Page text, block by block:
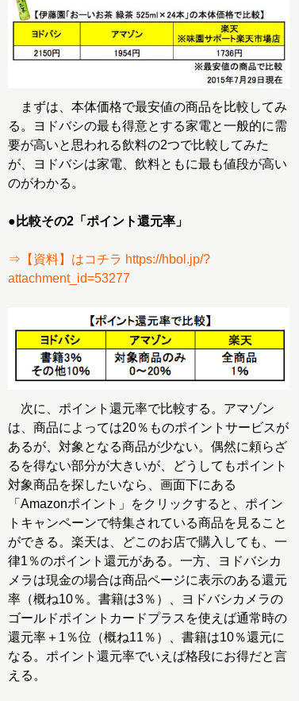
まずは、本体価格で最安値の商品を比較してみ
る。ヨドバシの最も得意とする家電と一般的に需
要が高いと思われる飲料の2つで比較してみた
が、ヨドバシは家電、飲料ともに最も値段が高い
のがわかる。
●比較その2「ポイント還元率」
⇒【資料】はコチラ https://hbol.jp/?
attachment_id=53277
次に、ポイント還元率で比較する。アマゾン
は、商品によっては20％ものポイントサービスが
あるが、対象となる商品が少ない。偶然に頼らざ
るを得ない部分が大きいが、どうしてもポイント
対象商品を探したいなら、画面下にある
「Amazonポイント」をクリックすると、ポイン
トキャンペーンで特集されている商品を見ること
ができる。楽天は、どこのお店で購入しても、一
律1％のポイント還元がある。一方、ヨドバシカ
メラは現金の場合は商品ページに表示のある還元
率（概ね10％。書籍は3％）、ヨドバシカメラの
ゴールドポイントカードプラスを使えば通常時の
還元率＋1％位（概ね11％）、書籍は10％還元に
なる。ポイント還元率でいえば格段にお得だと言
える。